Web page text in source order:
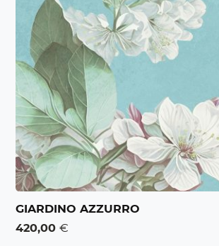
GIARDINO AZZURRO
420,00€